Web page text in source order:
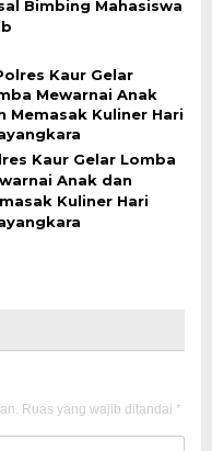
Bimbing Mahasiswa
Kaur Gelar Lomba
Anak dan
Kuliner Hari
Ruas yang wajib ditandai *